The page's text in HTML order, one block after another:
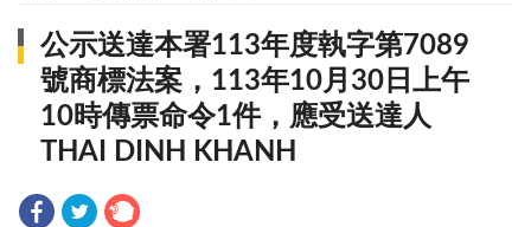
公示送達本署113年度執字第7089
號商標法案，113年10月30日上午
10時傳票命令1件，應受送達人
THAI DINH KHANH